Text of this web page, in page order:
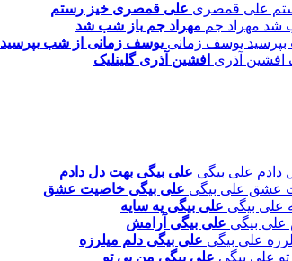
علی قمصری خیز رستم
مهراد جم باز شب شد
یوسف زمانی از شب بپرسید
افشین آذری گلینلیک
علی بیگی بهت دل دادم
علی بیگی خاصیت عشق
علی بیگی یه سایه
علی بیگی آرامش
علی بیگی دلم میلرزه
علی بیگی من بی تو